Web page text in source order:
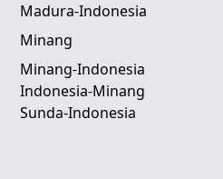
Madura-Indonesia
Minang
Minang-Indonesia
Indonesia-Minang
Sunda-Indonesia